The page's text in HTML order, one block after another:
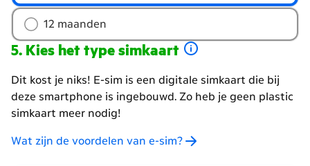
wil
12 maanden
Kies het type simkaart
Dit kost je niks! E-sim is een digitale simkaart die bij
deze smartphone is ingebouwd. Zo heb je geen plastic
simkaart meer nodig!
Wat zijn de voordelen van e-sim?